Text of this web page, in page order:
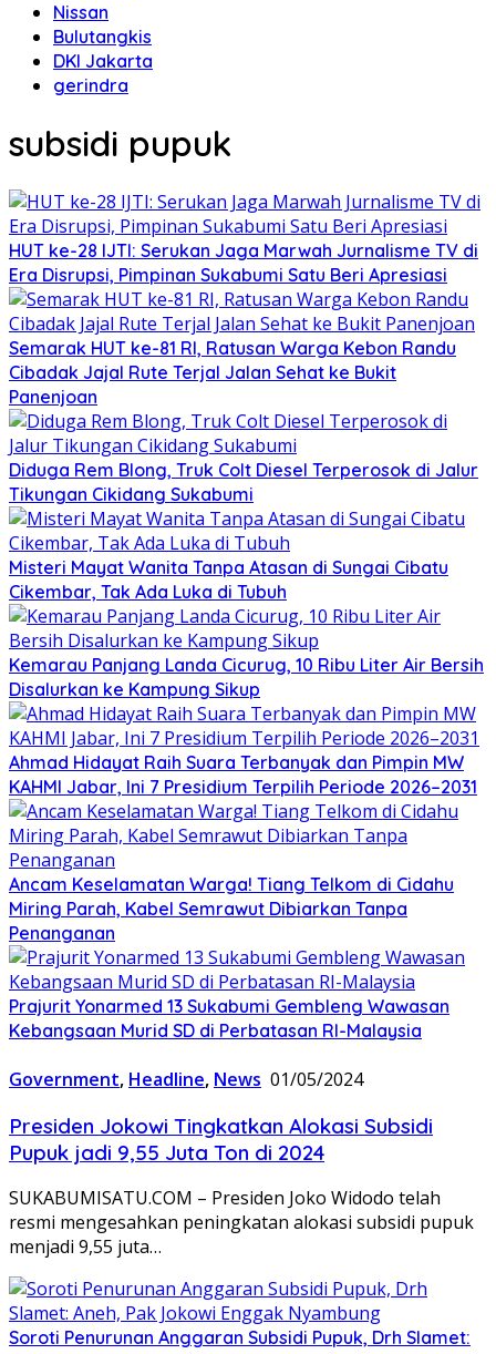
Nissan
Bulutangkis
DKI Jakarta
gerindra
subsidi pupuk
HUT ke-28 IJTI: Serukan Jaga Marwah Jurnalisme TV di
Era Disrupsi, Pimpinan Sukabumi Satu Beri Apresiasi
Semarak HUT ke-81 RI, Ratusan Warga Kebon Randu
Cibadak Jajal Rute Terjal Jalan Sehat ke Bukit
Panenjoan
Diduga Rem Blong, Truk Colt Diesel Terperosok di Jalur
Tikungan Cikidang Sukabumi
Misteri Mayat Wanita Tanpa Atasan di Sungai Cibatu
Cikembar, Tak Ada Luka di Tubuh
Kemarau Panjang Landa Cicurug, 10 Ribu Liter Air Bersih
Disalurkan ke Kampung Sikup
Ahmad Hidayat Raih Suara Terbanyak dan Pimpin MW
KAHMI Jabar, Ini 7 Presidium Terpilih Periode 2026–2031
Ancam Keselamatan Warga! Tiang Telkom di Cidahu
Miring Parah, Kabel Semrawut Dibiarkan Tanpa
Penanganan
Prajurit Yonarmed 13 Sukabumi Gembleng Wawasan
Kebangsaan Murid SD di Perbatasan RI-Malaysia
Government, Headline, News 01/05/2024
Presiden Jokowi Tingkatkan Alokasi Subsidi
Pupuk jadi 9,55 Juta Ton di 2024
SUKABUMISATU.COM – Presiden Joko Widodo telah
resmi mengesahkan peningkatan alokasi subsidi pupuk
menjadi 9,55 juta…
Soroti Penurunan Anggaran Subsidi Pupuk, Drh Slamet: